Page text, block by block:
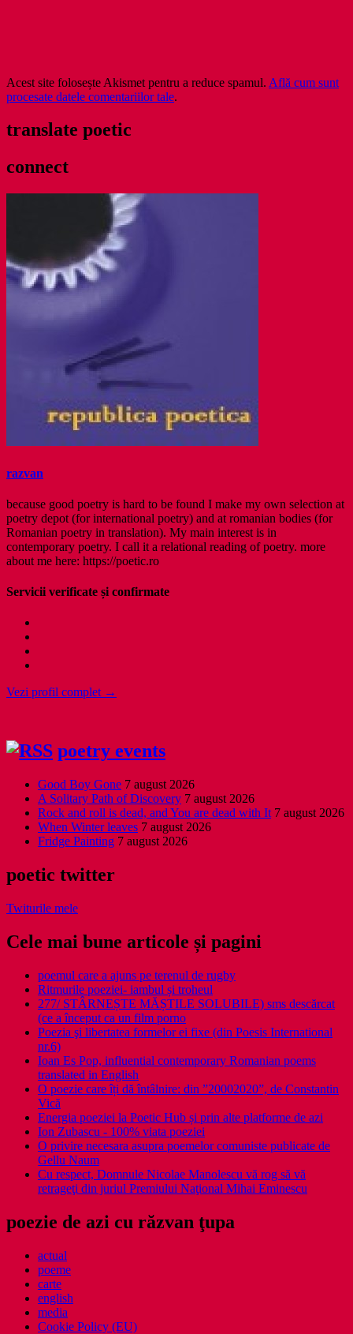
Acest site folosește Akismet pentru a reduce spamul. Află cum sunt
procesate datele comentariilor tale.
translate poetic
connect
razvan
because good poetry is hard to be found I make my own selection at
poetry depot (for international poetry) and at romanian bodies (for
Romanian poetry in translation). My main interest is in
contemporary poetry. I call it a relational reading of poetry. more
about me here: https://poetic.ro
Servicii verificate și confirmate
Vezi profil complet →
poetry events
Good Boy Gone 7 august 2026
A Solitary Path of Discovery 7 august 2026
Rock and roll is dead, and You are dead with It 7 august 2026
When Winter leaves 7 august 2026
Fridge Painting 7 august 2026
poetic twitter
Twiturile mele
Cele mai bune articole și pagini
poemul care a ajuns pe terenul de rugby
Ritmurile poeziei- iambul și troheul
277/ STÂRNEȘTE MĂȘTILE SOLUBILE) sms descărcat
(ce a început ca un film porno
Poezia şi libertatea formelor ei fixe (din Poesis International
nr.6)
Ioan Es Pop, influential contemporary Romanian poems
translated in English
O poezie care îți dă întâlnire: din ”20002020”, de Constantin
Vică
Energia poeziei la Poetic Hub și prin alte platforme de azi
Ion Zubascu - 100% viata poeziei
O privire necesara asupra poemelor comuniste publicate de
Gellu Naum
Cu respect, Domnule Nicolae Manolescu vă rog să vă
retrageţi din juriul Premiului Naţional Mihai Eminescu
poezie de azi cu răzvan ţupa
actual
poeme
carte
english
media
Cookie Policy (EU)